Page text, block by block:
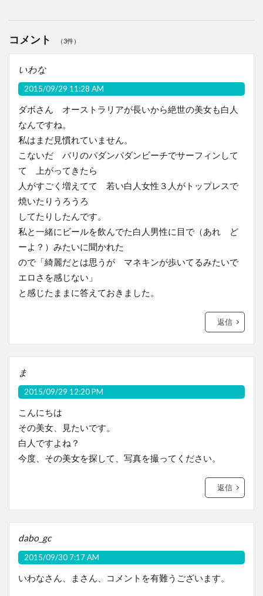
コメント （3件）
いわな
2015/09/29 11:28 AM
ダボさん オーストラリアが長いから絶世の美女も白人
なんですね。
私はまだ見慣れていません。
こないだ バリのパダンパダンビーチでサーフィンして
て 上がってきたら
人がすごく増えてて 若い白人女性３人がトップレスで
焼いたりうろうろ
してたりしたんです。
私と一緒にビールを飲んでた白人男性に目で（あれ ど
ーよ？）みたいに聞かれた
ので「綺麗だとは思うが マネキンが歩いてるみたいで
エロさを感じない」
と感じたままに答えておきました。
返信
ま
2015/09/29 12:20 PM
こんにちは
その美女、見たいです。
白人ですよね？
今度、その美女を探して、写真を撮ってください。
返信
dabo_gc
2015/09/30 7:17 AM
いわなさん、まさん、コメントを有難うございます。